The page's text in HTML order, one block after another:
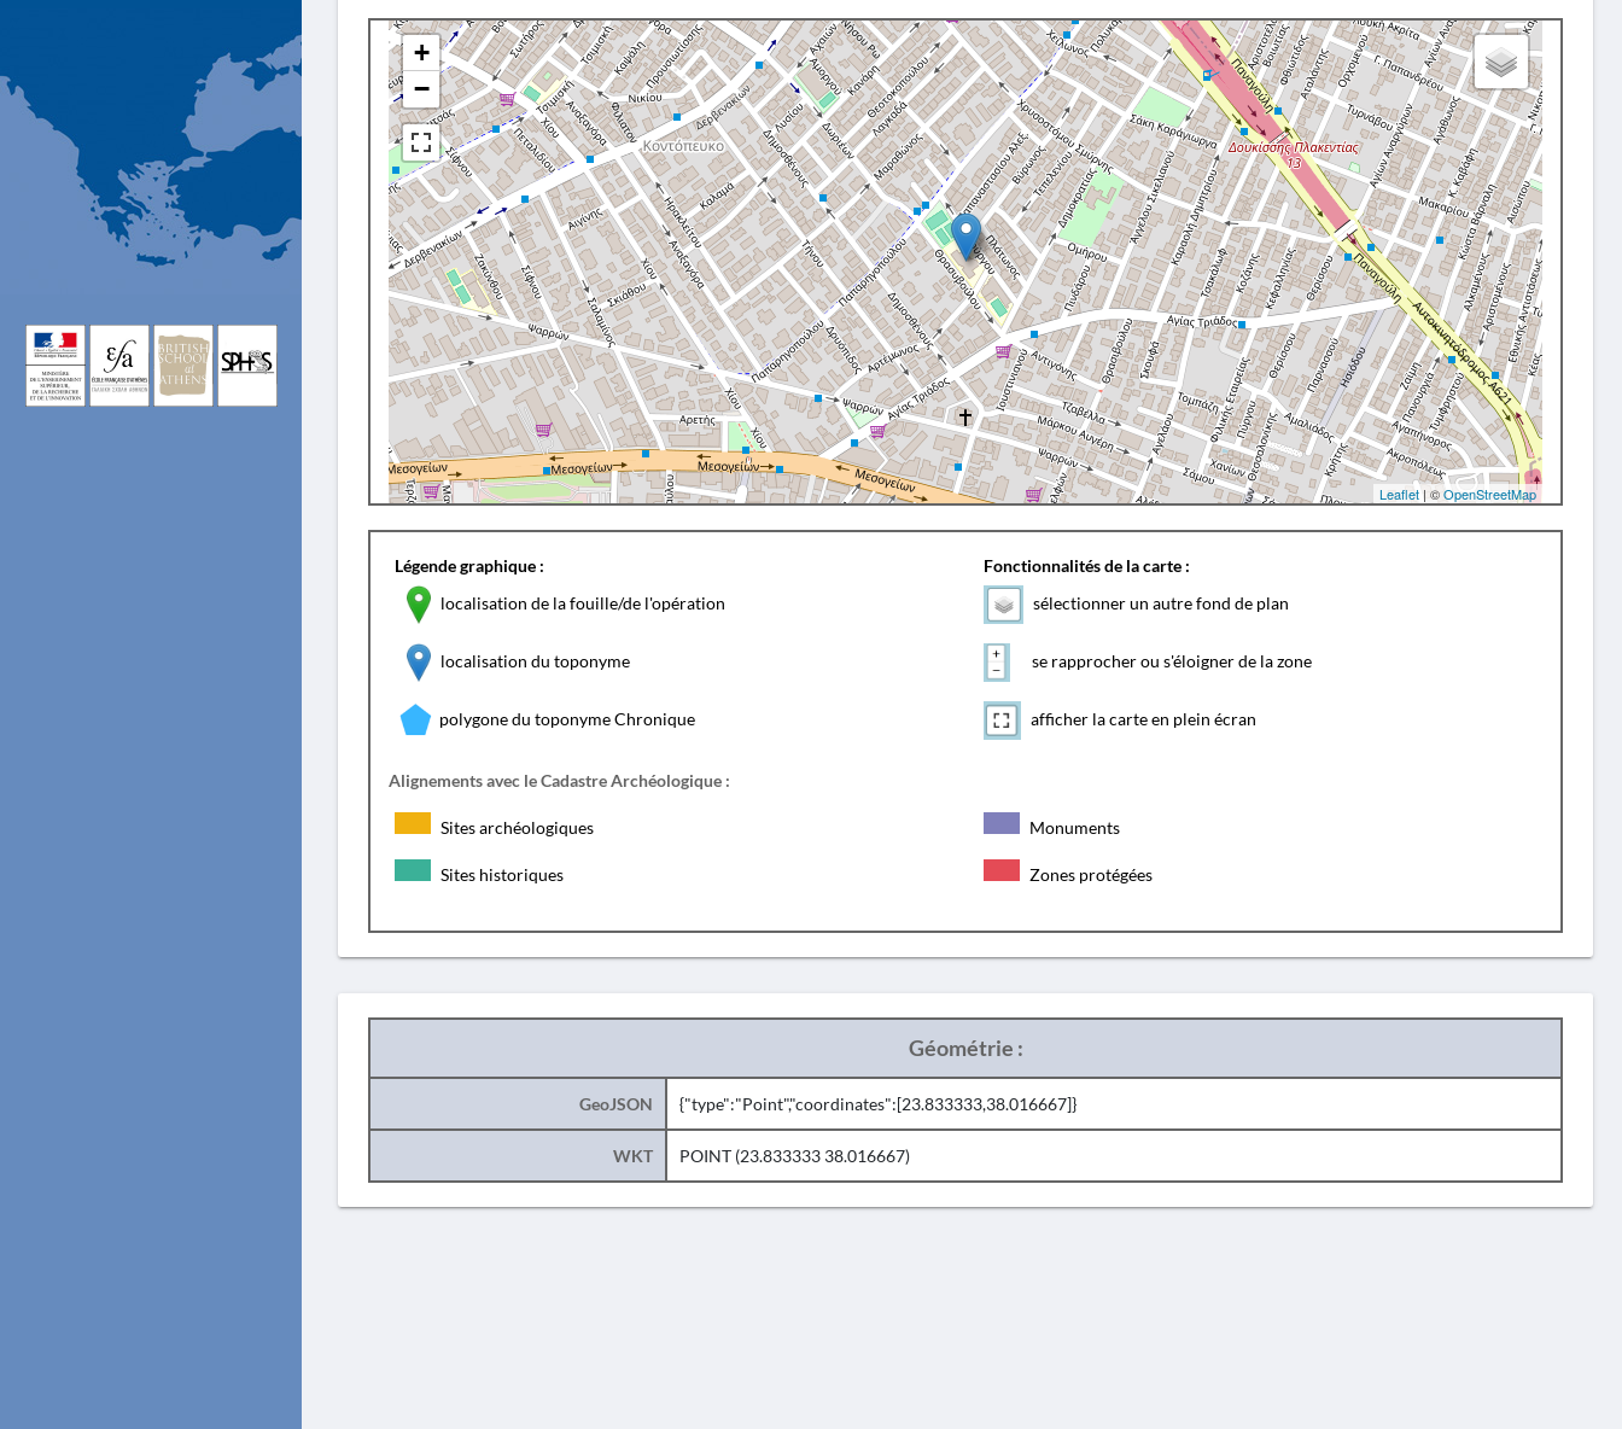
+
−
Leaflet | ©OpenStreetMap
Légende graphique :
localisation de la fouille/de l'opération
localisation du toponyme
polygone du toponyme Chronique
Fonctionnalités de la carte :
sélectionner un autre fond de plan
se rapprocher ou s'éloigner de la zone
afficher la carte en plein écran
Alignements avec le Cadastre Archéologique :
Sites archéologiques Monuments
Sites historiques Zones protégées
Géométrie :
GeoJSON {"type":"Point","coordinates":[23.833333,38.016667]}
WKT POINT (23.833333 38.016667)